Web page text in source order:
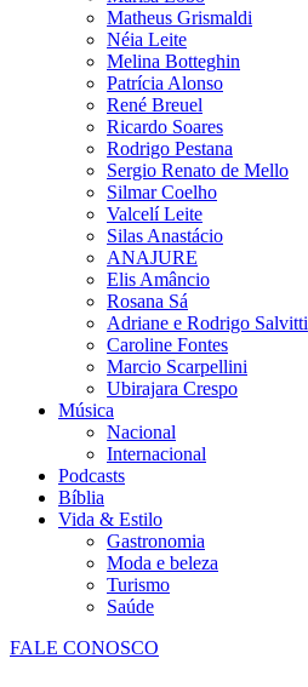
Matheus Grismaldi
Néia Leite
Melina Botteghin
Patrícia Alonso
René Breuel
Ricardo Soares
Rodrigo Pestana
Sergio Renato de Mello
Silmar Coelho
Valcelí Leite
Silas Anastácio
ANAJURE
Elis Amâncio
Rosana Sá
Adriane e Rodrigo Salvitti
Caroline Fontes
Marcio Scarpellini
Ubirajara Crespo
Música
Nacional
Internacional
Podcasts
Bíblia
Vida & Estilo
Gastronomia
Moda e beleza
Turismo
Saúde
FALE CONOSCO